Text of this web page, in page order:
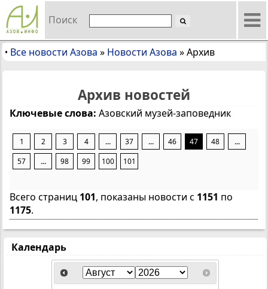
Поиск
• Все новости Азова » Новости Азова »Архив
Архив новостей
Ключевые слова: Азовский музей-заповедник
1 2 3 4 ... 37 ... 46 47 48
...
57
... 98 99 100 101
Всего страниц 101, показаны новости с 1151 по
1175.
Календарь